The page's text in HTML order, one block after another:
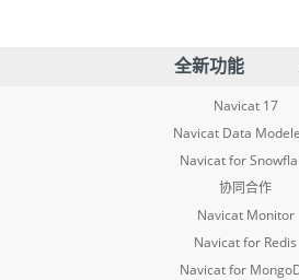
全新功能
Navicat 17
Navicat Data
Navicat for
协同合作
Navicat Monitor
Navicat for Redis
Navicat for